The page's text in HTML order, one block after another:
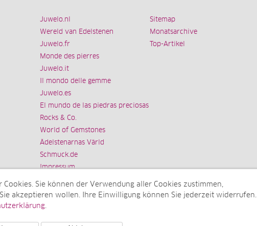
Juwelo.nl
Wereld van Edelstenen
Juwelo.fr
Monde des pierres
Juwelo.it
Il mondo delle gemme
Juwelo.es
El mundo de las piedras preciosas
Rocks & Co.
World of Gemstones
Ädelstenarnas Värld
Schmuck.de
Impressum
Sitemap
Monatsarchive
Top-Artikel
SE)
Sie können der Verwendung aller Cookies zustimmen,
akzeptieren wollen. Ihre Einwilligung können Sie jederzeit widerrufen.
.